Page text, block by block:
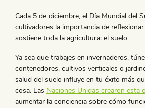
Cada 5 de diciembre, el Día Mundial del
cultivadores la importancia de
sostiene toda la agricultura: el suelo
Ya sea que trabajes en invernaderos,
contenedores, cultivos verticales o
salud del suelo influye en tu éxito más
cosa. Las Naciones Unidas crearon esta
aumentar la conciencia sobre cómo